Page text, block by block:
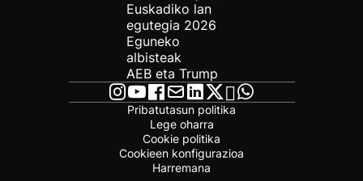
Euskadiko lan
egutegia 2026
Eguneko
albisteak
AEB eta Trump
Pribatutasun politika
Lege oharra
Cookie politika
Cookieen konfigurazioa
Harremana